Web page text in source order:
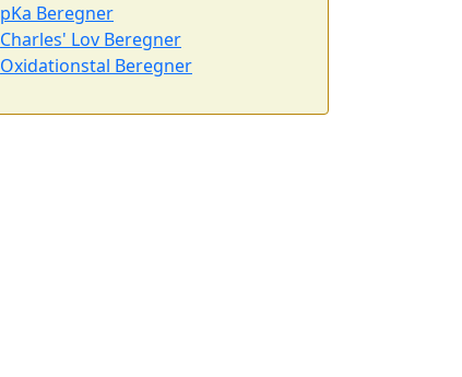
pKa Beregner
Charles' Lov Beregner
Oxidationstal Beregner